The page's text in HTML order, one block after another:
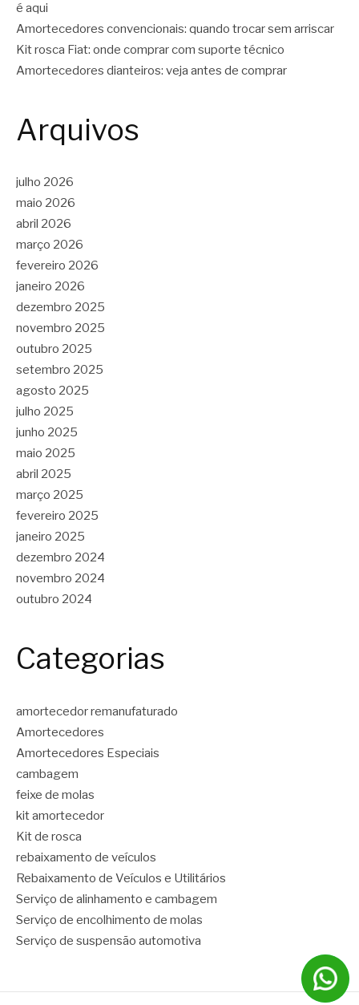
é aqui
Amortecedores convencionais: quando trocar sem arriscar
Kit rosca Fiat: onde comprar com suporte técnico
Amortecedores dianteiros: veja antes de comprar
Arquivos
julho 2026
maio 2026
abril 2026
março 2026
fevereiro 2026
janeiro 2026
dezembro 2025
novembro 2025
outubro 2025
setembro 2025
agosto 2025
julho 2025
junho 2025
maio 2025
abril 2025
março 2025
fevereiro 2025
janeiro 2025
dezembro 2024
novembro 2024
outubro 2024
Categorias
amortecedor remanufaturado
Amortecedores
Amortecedores Especiais
cambagem
feixe de molas
kit amortecedor
Kit de rosca
rebaixamento de veículos
Rebaixamento de Veículos e Utilitários
Serviço de alinhamento e cambagem
Serviço de encolhimento de molas
Serviço de suspensão automotiva